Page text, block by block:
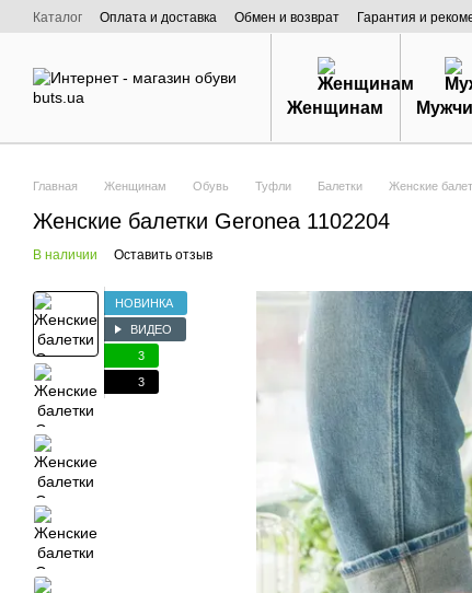
Перейти к основному контенту
Каталог Оплата и доставка Обмен и возврат Гарантия и
О нас
Женщинам
Главная Женщинам Обувь Туфли Балетки Женские
Женские балетки Geronea 1102204
В наличии Оставить отзыв
НОВИНКА
ВИДЕО
3
3